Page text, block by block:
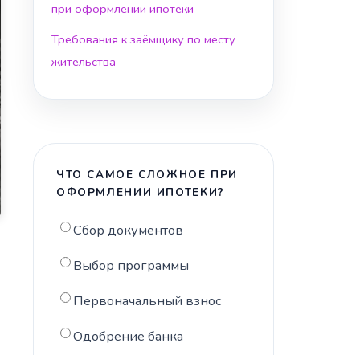
при оформлении ипотеки
Требования к заёмщику по месту
жительства
ЧТО САМОЕ СЛОЖНОЕ ПРИ
ОФОРМЛЕНИИ ИПОТЕКИ?
Сбор документов
Выбор программы
Первоначальный взнос
Одобрение банка